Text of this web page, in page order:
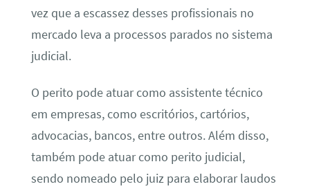
vez que a escassez desses profissionais no
mercado leva a processos parados no sistema
judicial.
O perito pode atuar como assistente técnico
em empresas, como escritórios, cartórios,
advocacias, bancos, entre outros. Além disso,
também pode atuar como perito judicial,
sendo nomeado pelo juiz para elaborar laudos